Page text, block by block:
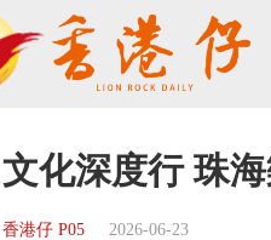
文化深度行 珠
香港仔 P05 2026-06-23